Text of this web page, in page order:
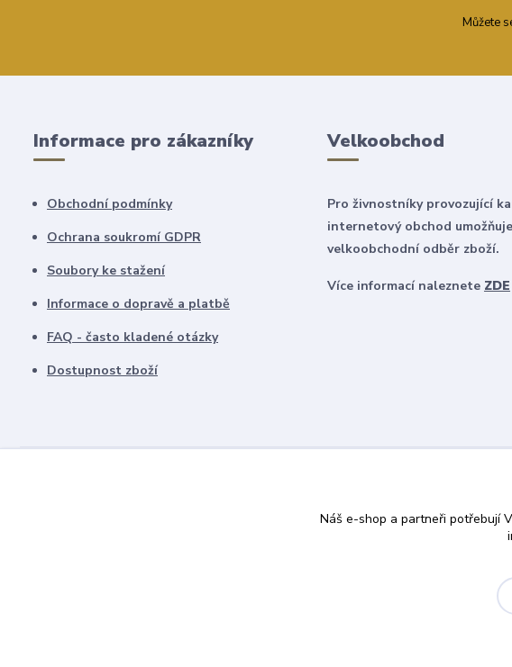
Můžete
Informace pro zákazníky
Obchodní podmínky
Ochrana soukromí GDPR
Soubory ke stažení
Informace o dopravě a platbě
FAQ - často kladené otázky
Dostupnost zboží
Velkoobchod
Pro živnostníky provozující
internetový obchod
velkoobchodní odběr zboží.
Více informací naleznete ZDE
Náš e-shop a partneři potřebují